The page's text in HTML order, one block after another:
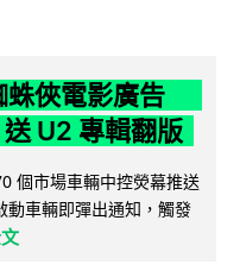
蛛俠電影廣告
U2 專輯翻版
個市場車輛中控熒幕推送
動車輛即彈出通知，觸發